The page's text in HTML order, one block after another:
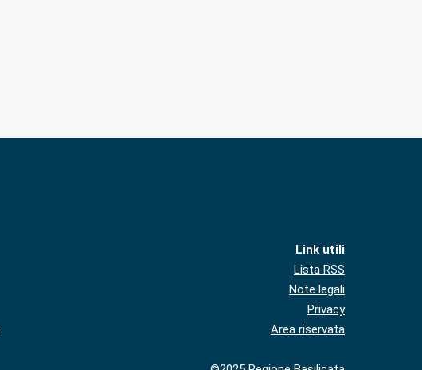
Link utili
Lista RSS
Note legali
Privacy
Area riservata